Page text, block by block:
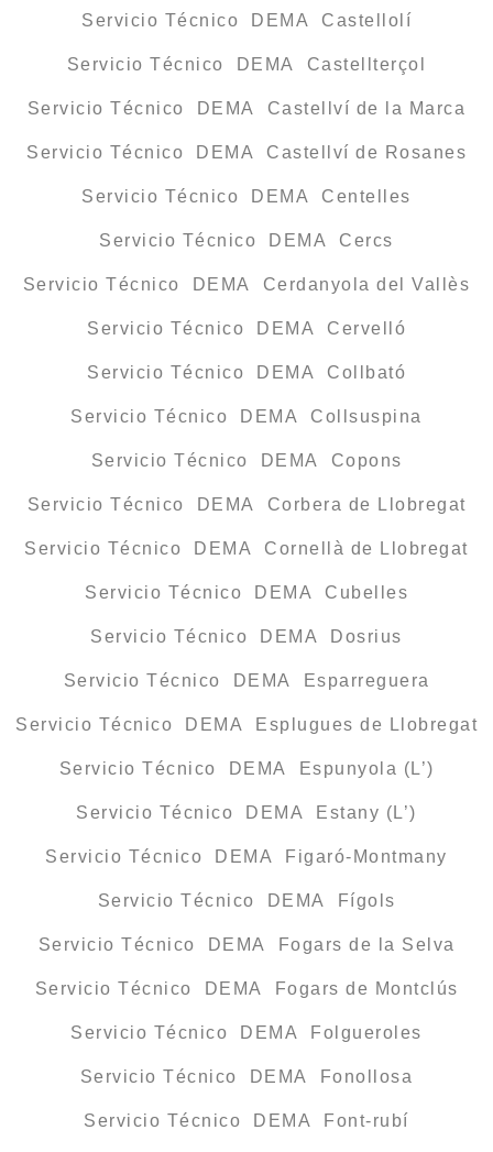
Servicio Técnico DEMA Castellolí
Servicio Técnico DEMA Castellterçol
Servicio Técnico DEMA Castellví de la Marca
Servicio Técnico DEMA Castellví de Rosanes
Servicio Técnico DEMA Centelles
Servicio Técnico DEMA Cercs
Servicio Técnico DEMA Cerdanyola del Vallès
Servicio Técnico DEMA Cervelló
Servicio Técnico DEMA Collbató
Servicio Técnico DEMA Collsuspina
Servicio Técnico DEMA Copons
Servicio Técnico DEMA Corbera de Llobregat
Servicio Técnico DEMA Cornellà de Llobregat
Servicio Técnico DEMA Cubelles
Servicio Técnico DEMA Dosrius
Servicio Técnico DEMA Esparreguera
Servicio Técnico DEMA Esplugues de Llobregat
Servicio Técnico DEMA Espunyola (L’)
Servicio Técnico DEMA Estany (L’)
Servicio Técnico DEMA Figaró-Montmany
Servicio Técnico DEMA Fígols
Servicio Técnico DEMA Fogars de la Selva
Servicio Técnico DEMA Fogars de Montclús
Servicio Técnico DEMA Folgueroles
Servicio Técnico DEMA Fonollosa
Servicio Técnico DEMA Font-rubí